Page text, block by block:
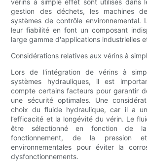
vérins à simple effet sont utilisés dans
gestion des déchets, les machines
systèmes de contrôle environnemental.
leur fiabilité en font un composant
large gamme d'applications industrielles
Considérations relatives aux vérins à
Lors de l'intégration de vérins à
systèmes hydrauliques, il est
compte certains facteurs pour garantir
une sécurité optimales. Une
choix du fluide hydraulique, car il a
l’efficacité et la longévité du vérin. Le
être sélectionné en fonction de
fonctionnement, de la pression
environnementales pour éviter la
dysfonctionnements.